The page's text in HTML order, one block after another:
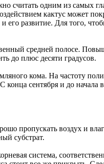
одним из самых
кактус может
его развитие. Для того,
средней полосе.
до плюс десяти градусов.
кома. На частоту
сентября и до
пропускать воздух и
субстрат.
система,